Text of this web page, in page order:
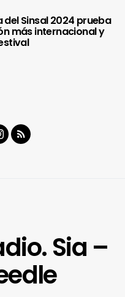
Sinsal 2024 prueba
más internacional y
Sia –